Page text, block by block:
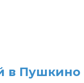
в Пушкино